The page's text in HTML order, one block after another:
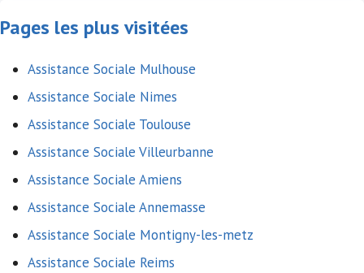
Pages les plus visitées
Assistance Sociale Mulhouse
Assistance Sociale Nimes
Assistance Sociale Toulouse
Assistance Sociale Villeurbanne
Assistance Sociale Amiens
Assistance Sociale Annemasse
Assistance Sociale Montigny-les-metz
Assistance Sociale Reims